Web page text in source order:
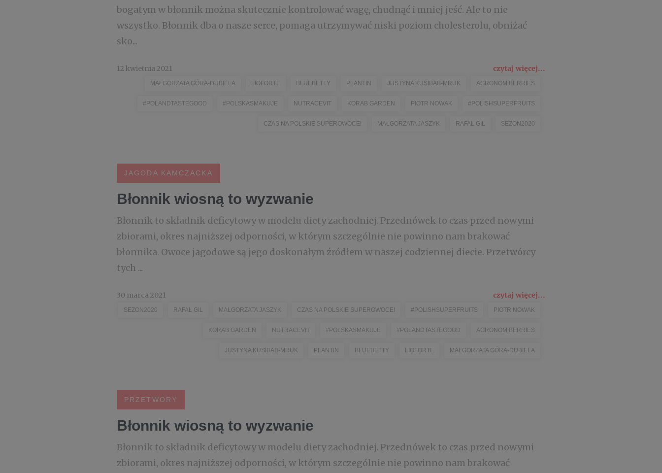
bogatym w błonnik można skutecznie kontrolować wagę, chudnąć i mniej jeść. Ale to nie
wszystko. Błonnik dba o nasze serce, pomaga utrzymywać niski poziom cholesterolu, obniżać
sko...
12 kwietnia 2021 czytaj więcej...
MAŁGORZATA GÓRA-DUBIELA LIOFORTE BLUEBETTY PLANTIN JUSTYNA KUSIBAB-MRUK AGRONOM BERRIES
#POLANDTASTEGOOD #POLSKASMAKUJE NUTRACEVIT KORAB GARDEN PIOTR NOWAK #POLISHSUPERFRUITS
CZAS NA POLSKIE SUPEROWOCE! MAŁGORZATA JASZYK RAFAŁ GIL SEZON2020
JAGODA KAMCZACKA
Błonnik wiosną to wyzwanie
Błonnik to składnik deficytowy w modelu diety zachodniej. Przednówek to czas przed nowymi
zbiorami, okres najniższej odporności, w którym szczególnie nie powinno nam brakować
błonnika. Owoce jagodowe są jego doskonałym źródłem w naszej codziennej diecie. Przetwórcy
tych ...
30 marca 2021 czytaj więcej...
SEZON2020 RAFAŁ GIL MAŁGORZATA JASZYK CZAS NA POLSKIE SUPEROWOCE! #POLISHSUPERFRUITS PIOTR NOWAK
KORAB GARDEN NUTRACEVIT #POLSKASMAKUJE #POLANDTASTEGOOD AGRONOM BERRIES
JUSTYNA KUSIBAB-MRUK PLANTIN BLUEBETTY LIOFORTE MAŁGORZATA GÓRA-DUBIELA
PRZETWORY
Błonnik wiosną to wyzwanie
Błonnik to składnik deficytowy w modelu diety zachodniej. Przednówek to czas przed nowymi
zbiorami, okres najniższej odporności, w którym szczególnie nie powinno nam brakować